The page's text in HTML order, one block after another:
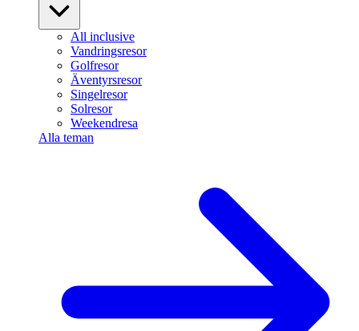
All inclusive
Vandringsresor
Golfresor
Äventyrsresor
Singelresor
Solresor
Weekendresa
Alla teman